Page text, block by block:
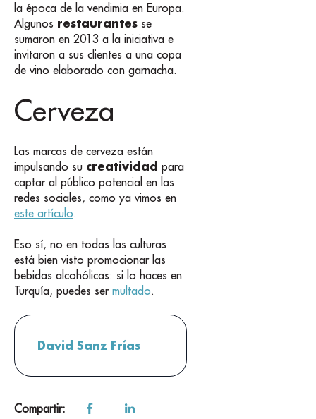
la época de la vendimia en Europa.
Algunos restaurantes se
sumaron en 2013 a la iniciativa e
invitaron a sus clientes a una copa
de vino elaborado con garnacha.
Cerveza
Las marcas de cerveza están
impulsando su creatividad para
captar al público potencial en las
redes sociales, como ya vimos en
este artículo.
Eso sí, no en todas las culturas
está bien visto promocionar las
bebidas alcohólicas: si lo haces en
Turquía, puedes ser multado.
David Sanz Frías
Compartir: